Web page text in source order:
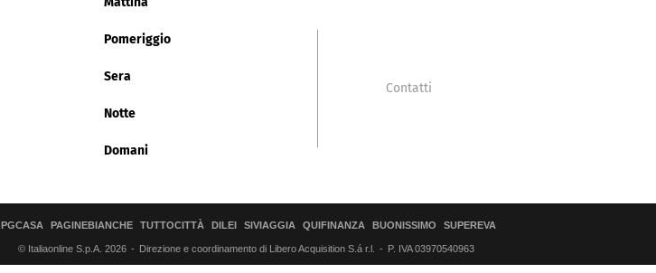
Pomeriggio
Sera
Notte
Domani
Contatti
PGCASA PAGINEBIANCHE TUTTOCITTÀ DILEI SIVIAGGIA QUIFINANZA BUONISSIMO SUPEREVA
© Italiaonline S.p.A. 2026 Direzione e coordinamento di Libero Acquisition S.á r.l. P. IVA 03970540963